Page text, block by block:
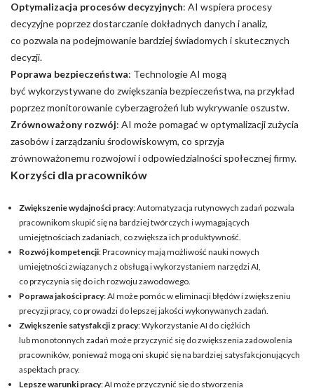
Optymalizacja procesów decyzyjnych: AI wspiera procesy
decyzyjne poprzez dostarczanie dokładnych danych i analiz,
co pozwala na podejmowanie bardziej świadomych i skutecznych
decyzji.
Poprawa bezpieczeństwa: Technologie AI mogą
być wykorzystywane do zwiększania bezpieczeństwa, na przykład
poprzez monitorowanie cyberzagrożeń lub wykrywanie oszustw.
Zrównoważony rozwój: AI może pomagać w optymalizacji zużycia
zasobów i zarządzaniu środowiskowym, co sprzyja
zrównoważonemu rozwojowi i odpowiedzialności społecznej firmy.
Korzyści dla pracowników
Zwiększenie wydajności pracy: Automatyzacja rutynowych zadań pozwala
pracownikom skupić się na bardziej twórczych i wymagających
umiejętnościach zadaniach, co zwiększa ich produktywność.
Rozwój kompetencji: Pracownicy mają możliwość nauki nowych
umiejętności związanych z obsługą i wykorzystaniem narzędzi AI,
co przyczynia się do ich rozwoju zawodowego.
Poprawa jakości pracy: AI może pomóc w eliminacji błędów i zwiększeniu
precyzji pracy, co prowadzi do lepszej jakości wykonywanych zadań.
Zwiększenie satysfakcji z pracy: Wykorzystanie AI do ciężkich
lub monotonnych zadań może przyczynić się do zwiększenia zadowolenia
pracowników, ponieważ mogą oni skupić się na bardziej satysfakcjonujących
aspektach pracy.
Lepsze warunki pracy: AI może przyczynić się do stworzenia